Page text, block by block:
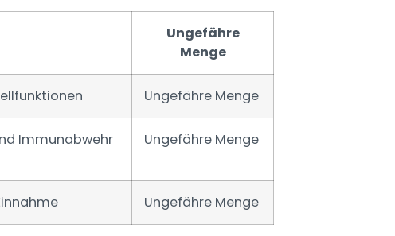
Ungefähre
Menge
Ungefähre Menge
Immunabwehr
Ungefähre Menge
Ungefähre Menge